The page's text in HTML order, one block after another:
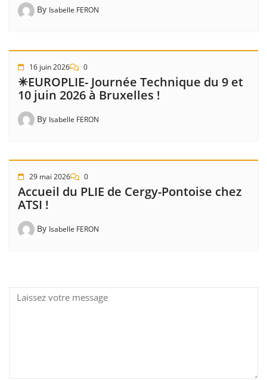
By Isabelle FERON
16 juin 2026 0
✳EUROPLIE- Journée Technique du 9 et
10 juin 2026 à Bruxelles !
By Isabelle FERON
29 mai 2026 0
Accueil du PLIE de Cergy-Pontoise chez
ATSI !
By Isabelle FERON